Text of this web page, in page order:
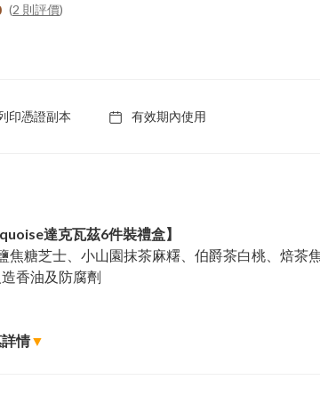
(2 則評價)
印憑證副本 有效期內使用
達克瓦茲6件裝禮盒】
焦糖芝士、小山園抹茶麻糬、伯爵茶白桃、焙茶
香油及防腐劑
情▼